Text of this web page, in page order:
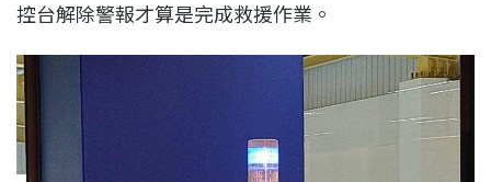
控台解除警報才算是完成救援作業。